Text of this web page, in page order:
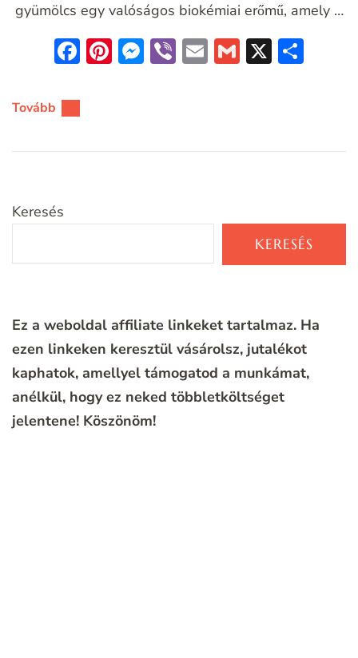
gyümölcs egy valóságos biokémiai erőmű, amely …
Facebook
Pinterest
Messenger
ViberEmailGmail
X
Tovább
Keresés
KERESÉS
Ez a weboldal affiliate linkeket tartalmaz. Ha
ezen linkeken keresztül vásárolsz, jutalékot
kaphatok, amellyel támogatod a munkámat,
anélkül, hogy ez neked többletköltséget
jelentene! Köszönöm!